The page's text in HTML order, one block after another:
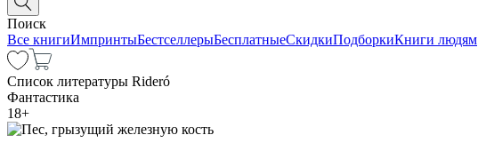
Поиск
Все книгиИмпринтыБестселлерыБесплатныеСкидкиПодборкиКниги людям
Список литературы Rideró
Фантастика
18+